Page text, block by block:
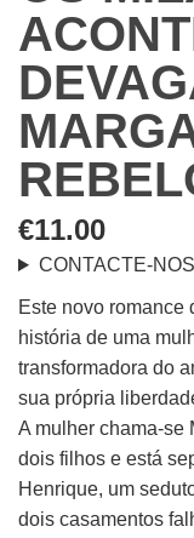
€11.00
CONTACTE-NOS
Este novo romance
história de uma
transformadora do
sua própria
A mulher chama-se
dois filhos e está
Henrique, um
dois casamentos